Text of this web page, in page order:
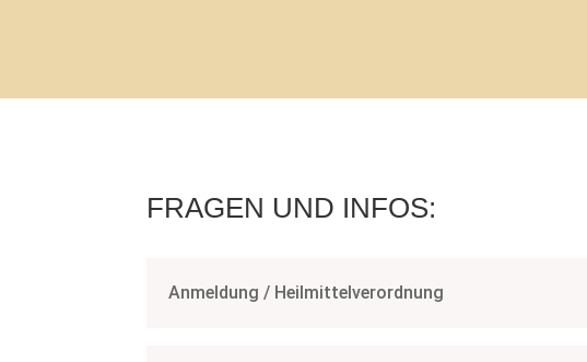
FRAGEN UND INFOS:
Anmeldung / Heilmittelverordnung